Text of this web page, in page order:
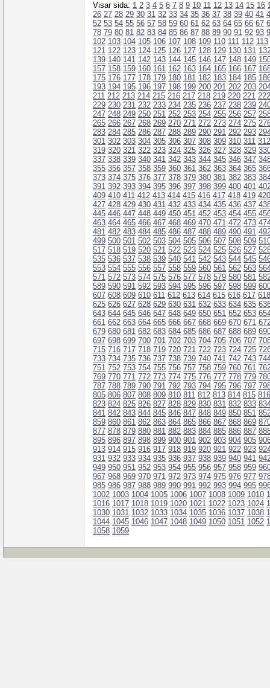
Visar sida: 1 2 3 4 5 6 7 8 9 10 11 12 13 14 15 16
26 27 28 29 30 31 32 33 34 35 36 37 38 39 40 41
52 53 54 55 56 57 58 59 60 61 62 63 64 65 66 67
78 79 80 81 82 83 84 85 86 87 88 89 90 91 92 93
102 103 104 105 106 107 108 109 110 111 112 113
121 122 123 124 125 126 127 128 129 130 131
139 140 141 142 143 144 145 146 147 148 149
157 158 159 160 161 162 163 164 165 166 167
175 176 177 178 179 180 181 182 183 184 185
193 194 195 196 197 198 199 200 201 202 203
211 212 213 214 215 216 217 218 219 220 221 222
229 230 231 232 233 234 235 236 237 238 239
247 248 249 250 251 252 253 254 255 256 257
265 266 267 268 269 270 271 272 273 274 275
283 284 285 286 287 288 289 290 291 292 293
301 302 303 304 305 306 307 308 309 310 311 312
319 320 321 322 323 324 325 326 327 328 329
337 338 339 340 341 342 343 344 345 346 347
355 356 357 358 359 360 361 362 363 364 365
373 374 375 376 377 378 379 380 381 382 383
391 392 393 394 395 396 397 398 399 400 401
409 410 411 412 413 414 415 416 417 418 419 420
427 428 429 430 431 432 433 434 435 436 437
445 446 447 448 449 450 451 452 453 454 455
463 464 465 466 467 468 469 470 471 472 473
481 482 483 484 485 486 487 488 489 490 491
499 500 501 502 503 504 505 506 507 508 509
517 518 519 520 521 522 523 524 525 526 527
535 536 537 538 539 540 541 542 543 544 545
553 554 555 556 557 558 559 560 561 562 563
571 572 573 574 575 576 577 578 579 580 581
589 590 591 592 593 594 595 596 597 598 599
607 608 609 610 611 612 613 614 615 616 617 618
625 626 627 628 629 630 631 632 633 634 635
643 644 645 646 647 648 649 650 651 652 653
661 662 663 664 665 666 667 668 669 670 671
679 680 681 682 683 684 685 686 687 688 689
697 698 699 700 701 702 703 704 705 706 707
715 716 717 718 719 720 721 722 723 724 725
733 734 735 736 737 738 739 740 741 742 743
751 752 753 754 755 756 757 758 759 760 761
769 770 771 772 773 774 775 776 777 778 779
787 788 789 790 791 792 793 794 795 796 797
805 806 807 808 809 810 811 812 813 814 815 816
823 824 825 826 827 828 829 830 831 832 833
841 842 843 844 845 846 847 848 849 850 851
859 860 861 862 863 864 865 866 867 868 869
877 878 879 880 881 882 883 884 885 886 887
895 896 897 898 899 900 901 902 903 904 905
913 914 915 916 917 918 919 920 921 922 923
931 932 933 934 935 936 937 938 939 940 941
949 950 951 952 953 954 955 956 957 958 959
967 968 969 970 971 972 973 974 975 976 977
985 986 987 988 989 990 991 992 993 994 995
1002 1003 1004 1005 1006 1007 1008 1009 1010
1016 1017 1018 1019 1020 1021 1022 1023 1024
1030 1031 1032 1033 1034 1035 1036 1037 1038
1044 1045 1046 1047 1048 1049 1050 1051 1052
1058 1059